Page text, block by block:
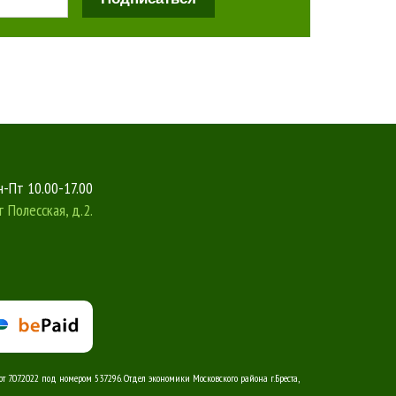
Пт 10.00-17.00
Полесская, д.2.
под номером 537296. Отдел экономики Московского района г.Бреста,